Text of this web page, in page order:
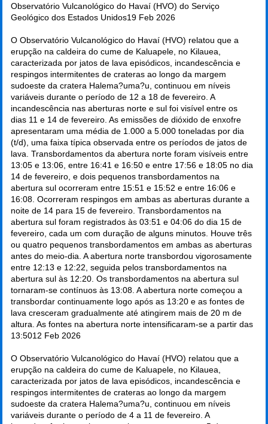
Observatório Vulcanológico do Havaí (HVO) do Serviço
Geológico dos Estados Unidos19 Feb 2026
O Observatório Vulcanológico do Havaí (HVO) relatou que a
erupção na caldeira do cume de Kaluapele, no Kilauea,
caracterizada por jatos de lava episódicos, incandescência e
respingos intermitentes de crateras ao longo da margem
sudoeste da cratera Halema?uma?u, continuou em níveis
variáveis durante o período de 12 a 18 de fevereiro. A
incandescência nas aberturas norte e sul foi visível entre os
dias 11 e 14 de fevereiro. As emissões de dióxido de enxofre
apresentaram uma média de 1.000 a 5.000 toneladas por dia
(t/d), uma faixa típica observada entre os períodos de jatos de
lava. Transbordamentos da abertura norte foram visíveis entre
13:05 e 13:06, entre 16:41 e 16:50 e entre 17:56 e 18:05 no dia
14 de fevereiro, e dois pequenos transbordamentos na
abertura sul ocorreram entre 15:51 e 15:52 e entre 16:06 e
16:08. Ocorreram respingos em ambas as aberturas durante a
noite de 14 para 15 de fevereiro. Transbordamentos na
abertura sul foram registrados às 03:51 e 04:06 do dia 15 de
fevereiro, cada um com duração de alguns minutos. Houve três
ou quatro pequenos transbordamentos em ambas as aberturas
antes do meio-dia. A abertura norte transbordou vigorosamente
entre 12:13 e 12:22, seguida pelos transbordamentos na
abertura sul às 12:20. Os transbordamentos na abertura sul
tornaram-se contínuos às 13:08. A abertura norte começou a
transbordar continuamente logo após as 13:20 e as fontes de
lava cresceram gradualmente até atingirem mais de 20 m de
altura. As fontes na abertura norte intensificaram-se a partir das
13:5012 Feb 2026
O Observatório Vulcanológico do Havaí (HVO) relatou que a
erupção na caldeira do cume de Kaluapele, no Kilauea,
caracterizada por jatos de lava episódicos, incandescência e
respingos intermitentes de crateras ao longo da margem
sudoeste da cratera Halema?uma?u, continuou em níveis
variáveis durante o período de 4 a 11 de fevereiro. A